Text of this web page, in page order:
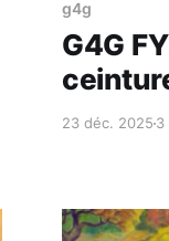
g4g
G4G
23 déc. 20253